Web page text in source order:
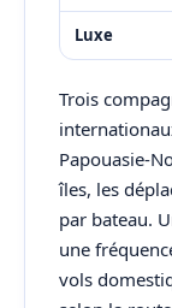
Luxe
Trois
Papouasie-
îles, les
par bateau.
une
vols